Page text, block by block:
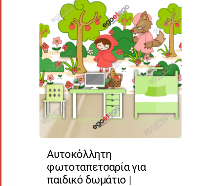
Αυτοκόλλητη
φωτοταπετσαρία για
παιδικό δωμάτιο |